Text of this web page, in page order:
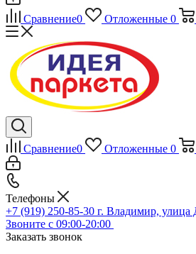
Сравнение0 Отложенные 0
Сравнение0 Отложенные 0
Телефоны
+7 (919) 250-85-30 г. Владимир, улица
Звоните с 09:00-20:00
Заказать звонок